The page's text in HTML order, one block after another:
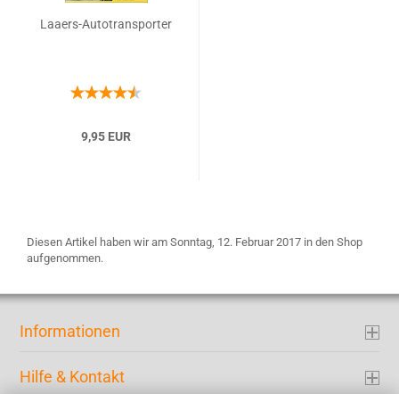
Laaers-Autotransporter
9,95 EUR
Diesen Artikel haben wir am Sonntag, 12. Februar 2017 in den Shop
aufgenommen.
Informationen
Hilfe & Kontakt